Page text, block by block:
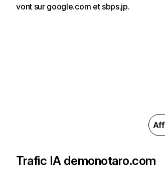
vont sur google.com et sbps.jp.
Trafic IA demonotaro.com